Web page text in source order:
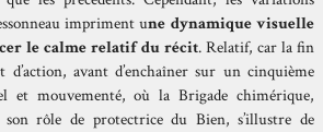
impriment une dynamique visuelle
le calme relatif du récit. Relatif, car la fin
d’action, avant d’enchaîner sur un cinquième
et mouvementé, où la Brigade chimérique,
son rôle de protectrice du Bien, s’illustre de